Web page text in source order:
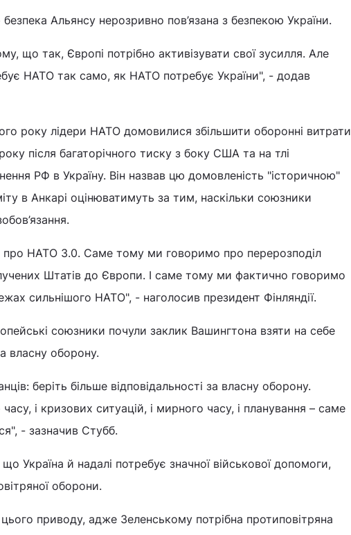
Альянсу нерозривно пов’язана з безпекою України.
що так, Європі потрібно активізувати свої зусилля. Але
НАТО так само, як НАТО потребує України", - додав
року лідери НАТО домовилися збільшити оборонні витрати
після багаторічного тиску з боку США та на тлі
РФ в Україну. Він назвав цю домовленість "історичною"
в Анкарі оцінюватимуть за тим, наскільки союзники
НАТО 3.0. Саме тому ми говоримо про перерозподіл
Штатів до Європи. І саме тому ми фактично говоримо
сильнішого НАТО", - наголосив президент Фінляндії.
союзники почули заклик Вашингтона взяти на себе
власну оборону.
беріть більше відповідальності за власну оборону.
і кризових ситуацій, і мирного часу, і планування – саме
- зазначив Стубб.
Україна й надалі потребує значної військової допомоги,
оборони.
приводу, адже Зеленському потрібна протиповітряна